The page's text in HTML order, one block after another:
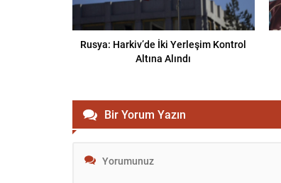
Rusya: Harkiv’de İki Yerleşim Kontrol
Altına Alındı
Bir Yorum Yazın